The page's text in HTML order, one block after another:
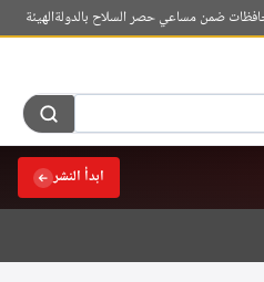
ضمن مساعي حصر السلاح بالدولةالهيئة العامة
ابدأ النشر